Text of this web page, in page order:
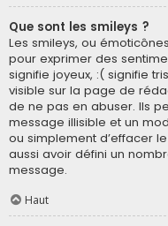
Que sont les smileys ?
Les smileys, ou
pour exprimer des
signifie joyeux, :( signifie
visible sur la page de
de ne pas en abuser. Ils
message illisible et un
ou simplement d’effacer
aussi avoir défini un
message.
Haut